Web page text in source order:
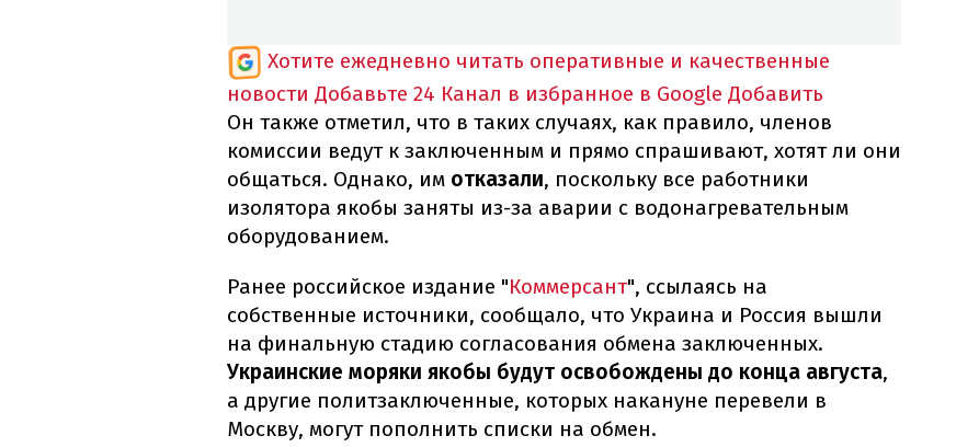
Хотите ежедневно читать оперативные и качественные
новости Добавьте 24 Канал в избранное в Google Добавить
Он также отметил, что в таких случаях, как правило, членов
комиссии ведут к заключенным и прямо спрашивают, хотят ли они
общаться. Однако, им отказали, поскольку все работники
изолятора якобы заняты из-за аварии с водонагревательным
оборудованием.
Ранее российское издание "Коммерсант", ссылаясь на
собственные источники, сообщало, что Украина и Россия вышли
на финальную стадию согласования обмена заключенных.
Украинские моряки якобы будут освобождены до конца августа,
а другие политзаключенные, которых накануне перевели в
Москву, могут пополнить списки на обмен.